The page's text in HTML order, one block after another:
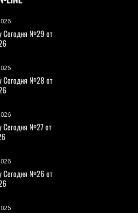
Сегодня №29 от
Сегодня №28 от
Сегодня №27 от
Сегодня №26 от